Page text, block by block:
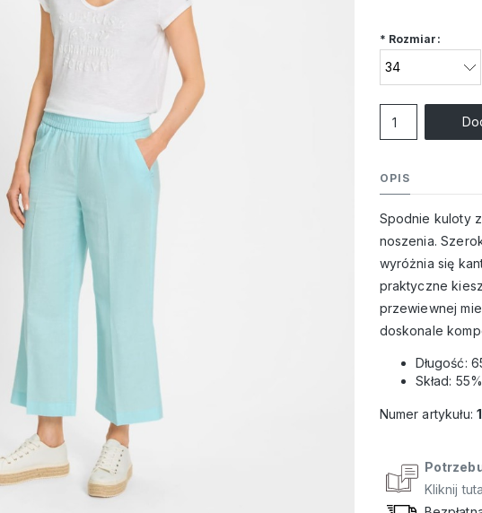
niż 30
cena
* Rozmiar:
OPIS
Spodnie kuloty
noszenia.
wyróżnia się
praktyczne
przewiewnej
doskonale
Długość:
Skład:
Numer artykułu:
Kliknij